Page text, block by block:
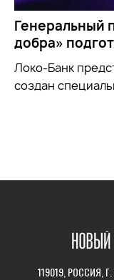
Генеральный
добра»
Локо-Банк
создан
119019, РОССИЯ,